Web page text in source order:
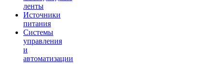
ленты
Источники
питания
Системы
управления
и
автоматизации